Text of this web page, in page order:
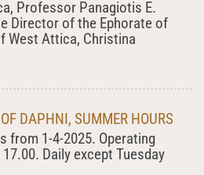
Professor Panagiotis E.
Director of the Ephorate of
West Attica, Christina
DAPHNI, SUMMER HOURS
from 1-4-2025. Operating
Daily except Tuesday